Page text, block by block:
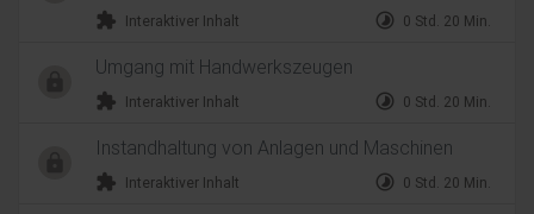
extension Interaktiver Inhalt timelapse 0 Std. 20 Min.
Umgang mit Handwerkszeugen
extension Interaktiver Inhalt timelapse 0 Std. 20 Min.
Instandhaltung von Anlagen und Maschinen
extension Interaktiver Inhalt timelapse 0 Std. 20 Min.